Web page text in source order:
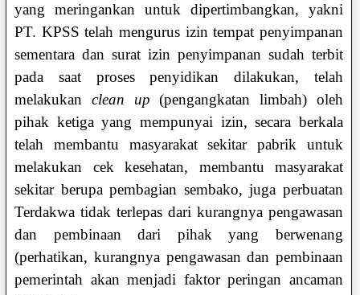
yang meringankan untuk dipertimbangkan, yakni
PT. KPSS telah mengurus izin tempat penyimpanan
sementara dan surat izin penyimpanan sudah terbit
pada saat proses penyidikan dilakukan, telah
melakukan clean up (pengangkatan limbah) oleh
pihak ketiga yang mempunyai izin, secara berkala
telah membantu masyarakat sekitar pabrik untuk
melakukan cek kesehatan, membantu masyarakat
sekitar berupa pembagian sembako, juga perbuatan
Terdakwa tidak terlepas dari kurangnya pengawasan
dan pembinaan dari pihak yang berwenang
(perhatikan, kurangnya pengawasan dan pembinaan
pemerintah akan menjadi faktor peringan ancaman